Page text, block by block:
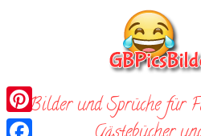
Bilder und Sprüche für
Pinterest